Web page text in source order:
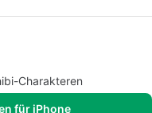
Charakteren
für iPhone